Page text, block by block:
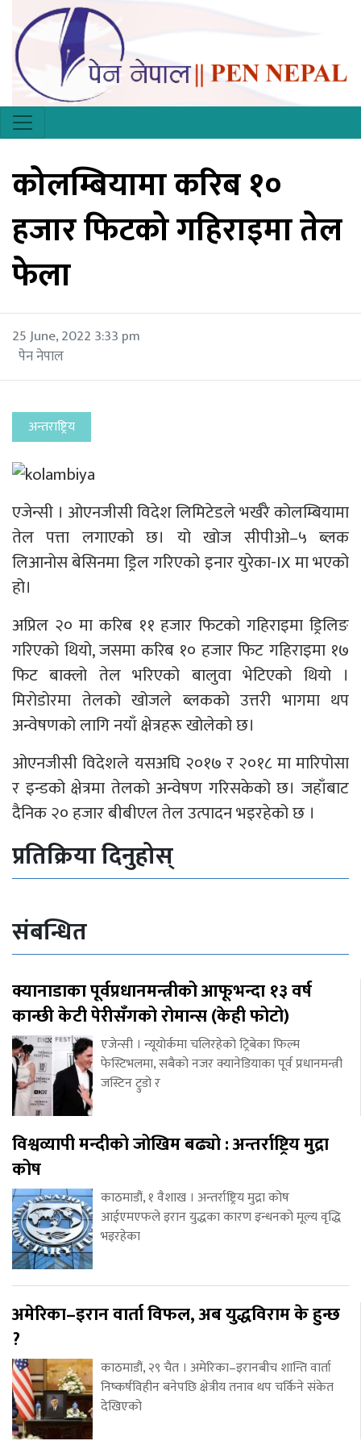
कोलम्बियामा करिब १०
हजार फिटको गहिराइमा तेल
फेला
25 June, 2022 3:33 pm
पेन नेपाल
अन्तराष्ट्रिय
एजेन्सी । ओएनजीसी विदेश लिमिटेडले भर्खरै कोलम्बियामा
तेल पत्ता लगाएको छ। यो खोज सीपीओ–५ ब्लक
लिआनोस बेसिनमा ड्रिल गरिएको इनार युरेका-IX मा भएको
हो।
अप्रिल २० मा करिब ११ हजार फिटको गहिराइमा ड्रिलिङ
गरिएको थियो, जसमा करिब १० हजार फिट गहिराइमा १७
फिट बाक्लो तेल भरिएको बालुवा भेटिएको थियो ।
मिरोडोरमा तेलको खोजले ब्लकको उत्तरी भागमा थप
अन्वेषणको लागि नयाँ क्षेत्रहरू खोलेको छ।
ओएनजीसी विदेशले यसअघि २०१७ र २०१८ मा मारिपोसा
र इन्डको क्षेत्रमा तेलको अन्वेषण गरिसकेको छ। जहाँबाट
दैनिक २० हजार बीबीएल तेल उत्पादन भइरहेको छ ।
प्रतिक्रिया दिनुहोस्
संबन्धित
क्यानाडाका पूर्वप्रधानमन्त्रीको आफूभन्दा १३ वर्ष
कान्छी केटी पेरीसँगको रोमान्स (केही फोटो)
एजेन्सी । न्यूयोर्कमा चलिरहेको ट्रिबेका फिल्म
फेस्टिभलमा, सबैको नजर क्यानेडियाका पूर्व प्रधानमन्त्री
जस्टिन ट्रुडो र
विश्वव्यापी मन्दीको जोखिम बढ्यो : अन्तर्राष्ट्रिय मुद्रा
कोष
काठमाडौं, १ वैशाख । अन्तर्राष्ट्रिय मुद्रा कोष
आईएमएफले इरान युद्धका कारण इन्धनको मूल्य वृद्धि
भइरहेका
अमेरिका–इरान वार्ता विफल, अब युद्धविराम के हुन्छ
?
काठमाडौं, २९ चैत । अमेरिका–इरानबीच शान्ति वार्ता
निष्कर्षविहीन बनेपछि क्षेत्रीय तनाव थप चर्किने संकेत
देखिएको